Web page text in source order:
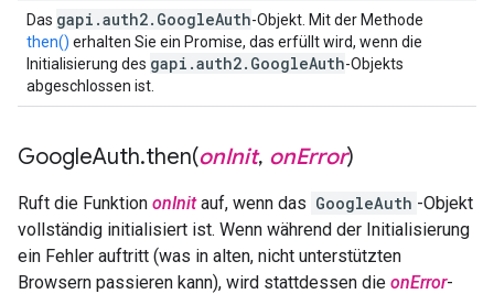
Das gapi .auth2. GoogleAuth-Objekt. Mit der Methode
then() erhalten Sie ein Promise, das erfüllt wird, wenn die
Initialisierung des gapi .auth2. GoogleAuth-Objekts
abgeschlossen ist.
GoogleAuth.then(onInit, onError)
Ruft die Funktion onInitauf, wenn das GoogleAuth -Objekt
vollständig initialisiert ist. Wenn während der Initialisierung
ein Fehler auftritt (was in alten, nicht unterstützten
Browsern passieren kann), wird stattdessen die onError-